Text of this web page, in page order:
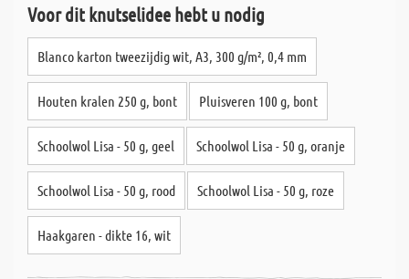
Voor dit knutselidee hebt u nodig
Blanco karton tweezijdig wit, A3, 300 g/m², 0,4 mm
Houten kralen 250 g, bont Pluisveren 100 g, bont
Schoolwol Lisa - 50 g, geel Schoolwol Lisa - 50 g, oranje
Schoolwol Lisa - 50 g, rood Schoolwol Lisa - 50 g, roze
Haakgaren - dikte 16, wit